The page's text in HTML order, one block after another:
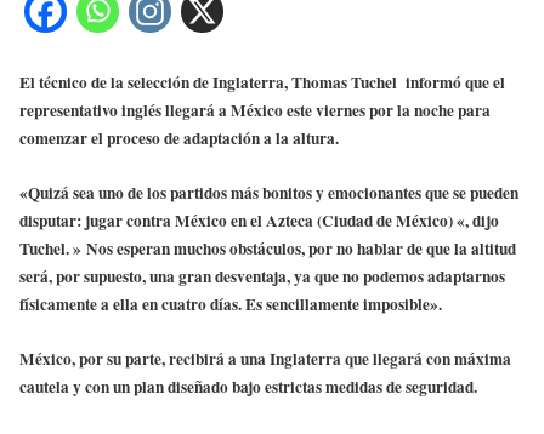
El técnico de la selección de Inglaterra, Thomas Tuchel informó que el
representativo inglés llegará a México este viernes por la noche para
comenzar el proceso de adaptación a la altura.
«Quizá sea uno de los partidos más bonitos y emocionantes que se pueden
disputar: jugar contra México en el Azteca (Ciudad de México) «, dijo
Tuchel. » Nos esperan muchos obstáculos, por ‌no hablar de que la altitud
será, por supuesto, una gran desventaja, ya que no podemos adaptarnos
físicamente a ella en cuatro días. Es sencillamente imposible».
México, por su parte, recibirá a una Inglaterra que llegará con máxima
cautela y con un plan diseñado bajo estrictas medidas de seguridad.